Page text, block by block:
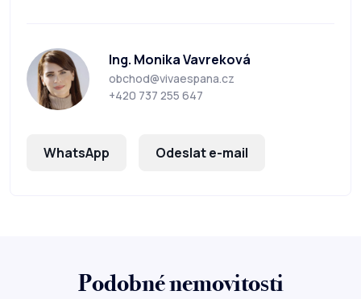
Ing. Monika Vavreková
obchod@vivaespana.cz
+420 737 255 647
WhatsApp Odeslat e-mail
Podobné nemovitosti